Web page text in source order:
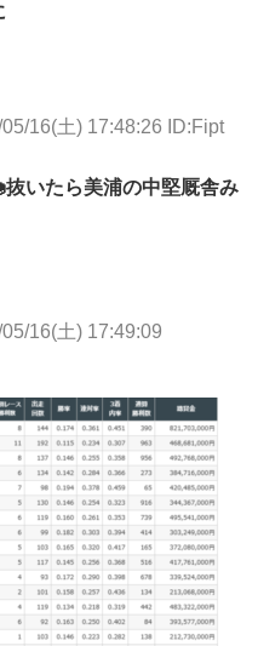
16(土) 17:48:26 ID:Fipt
いたら美浦の中堅厩舎み
16(土) 17:49:09